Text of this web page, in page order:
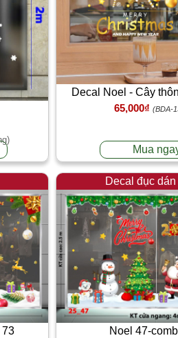
Decal Noel - Cây
65,000₫ (BDA-
Mua
73
Decal đục dán
Noel 47-